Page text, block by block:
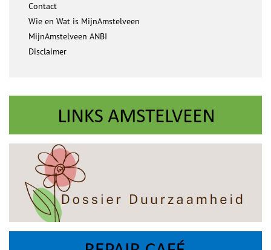
Contact
Wie en Wat is MijnAmstelveen
MijnAmstelveen ANBI
Disclaimer